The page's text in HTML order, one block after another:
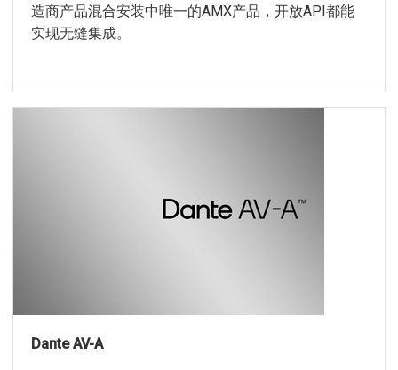
造商产品混合安装中唯一的AMX产品，开放API都能
实现无缝集成。
Dante AV-A